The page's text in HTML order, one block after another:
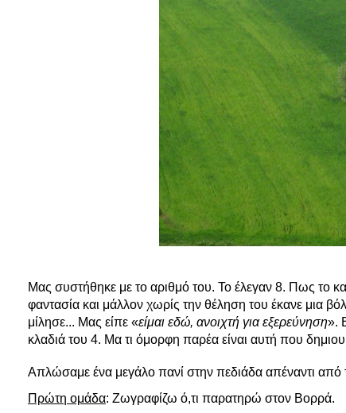
Μας συστήθηκε με το αριθμό του. Το έλεγαν 8. Πως το
φαντασία και μάλλον χωρίς την θέληση του έκανε μια
μίλησε... Μας είπε «είμαι εδώ, ανοιχτή για εξερεύνηση».
κλαδιά του 4. Μα τι όμορφη παρέα είναι αυτή που
Απλώσαμε ένα μεγάλο πανί στην πεδιάδα απέναντι από
Πρώτη ομάδα: Ζωγραφίζω ό,τι παρατηρώ στον Βορρά.